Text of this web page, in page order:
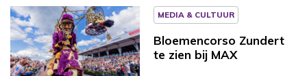
MEDIA & CULTUUR
Bloemencorso Zundert
te zien bij MAX